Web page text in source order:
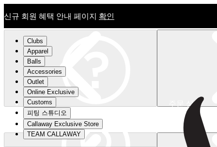
신규 회원 혜택 안내 페이지 확인
신규 회원 혜택 안내 페이지확인
주문 상태
Clubs
Apparel
Balls
Accessories
Outlet
Online Exclusive
Customs
피팅 스튜디오
Callaway Exclusive Store
TEAM CALLAWAY